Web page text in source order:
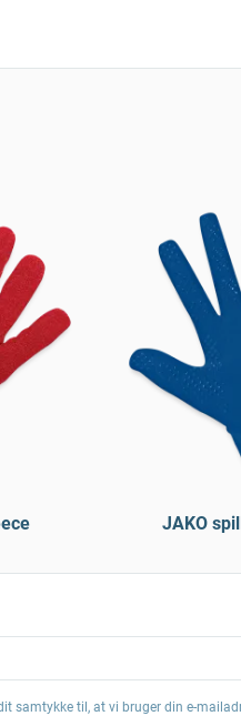
JAKO
samtykke til, at vi bruger din e-